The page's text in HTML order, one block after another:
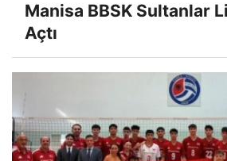
Manisa BBSK Sultanlar
Açtı